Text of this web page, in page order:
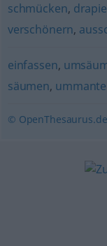
schmücken,
verschönern,
einfassen,
säumen,
© OpenThesaurus.de